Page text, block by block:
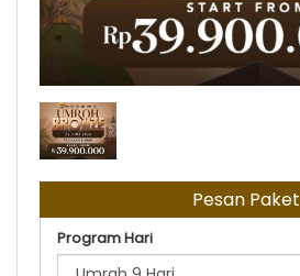
25 JUNI 2026 | BRONZE
Pesan Paket
Program Hari